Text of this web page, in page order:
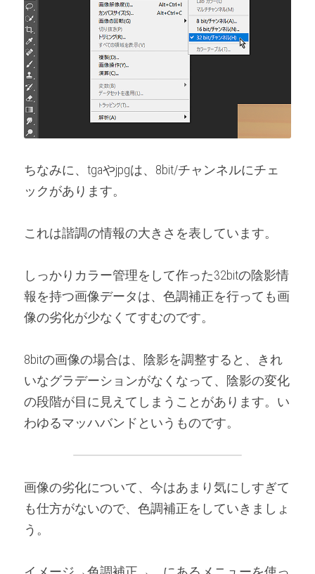
ちなみに、tgaやjpgは、8bit/チャンネルにチェ
ックがあります。
これは諧調の情報の大きさを表しています。
しっかりカラー管理をして作った32bitの陰影情
報を持つ画像データは、色調補正を行っても画
像の劣化が少なくてすむのです。
8bitの画像の場合は、陰影を調整すると、きれ
いなグラデーションがなくなって、陰影の変化
の段階が目に見えてしまうことがあります。い
わゆるマッハバンドというものです。
画像の劣化について、今はあまり気にしすぎて
も仕方がないので、色調補正をしていきましょ
う。